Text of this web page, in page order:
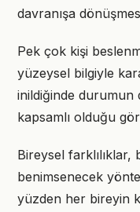
davranışa
Pek çok kişi
yüzeysel bilgiyle
inildiğinde
kapsamlı olduğu
Bireysel
benimsenecek
yüzden her bireyin